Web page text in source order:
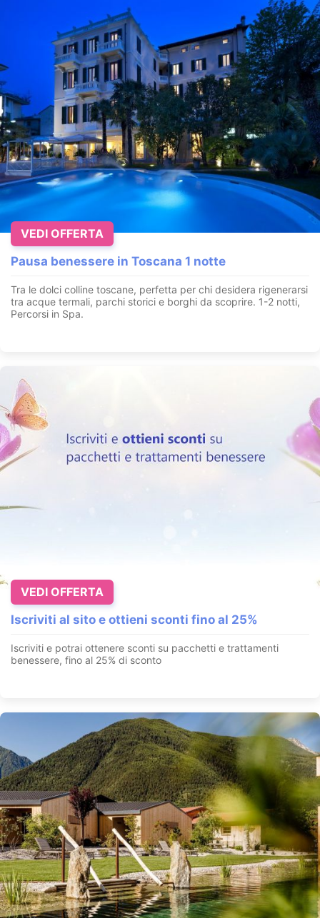
Pausa benessere in Toscana 1 notte
Tra le dolci colline toscane, perfetta per chi desidera rigenerarsi
tra acque termali, parchi storici e borghi da scoprire. 1-2 notti,
Percorsi in Spa.
VEDI OFFERTA
Iscriviti al sito e ottieni sconti fino al 25%
Iscriviti e potrai ottenere sconti su pacchetti e trattamenti
benessere, fino al 25% di sconto
VEDI OFFERTA